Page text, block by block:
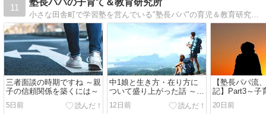
11
小さな田舎町で学習塾を営んでいる"塾長パパ"の育児＆教育研究レポート。高2の息子と中1の娘の父で、17年間「頭の良い子に育てない子育て」を実践中。その子育てメソッド、また子育てや教育の仕事を通して学んだこと、感じたことを熱く語る！
三者面談の時期ですね ～親
子の信頼関係を築くには～
5日前
中1娘と生き方・在り方に
ついて盛り上がった話 ～
「ミッションステートメン
ト」って何？～
12日前
【塾長パパ流
記】Part3～子
運命をも変え
20日前